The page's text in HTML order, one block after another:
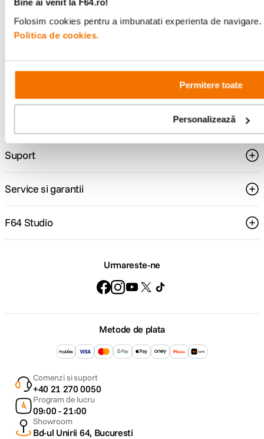
Bine ai venit la F64.ro!
Folosim cookies pentru a imbunatati experienta de
Politica de cookies.
Permitere toate
Personalizează
Suport
Service si garantii
F64 Studio
Urmareste-ne
Metode de plata
Comenzi si suport
+40 21 270 0050
Program de lucru
09:00 - 21:00
Showroom
Bd-ul Unirii 64, Bucuresti